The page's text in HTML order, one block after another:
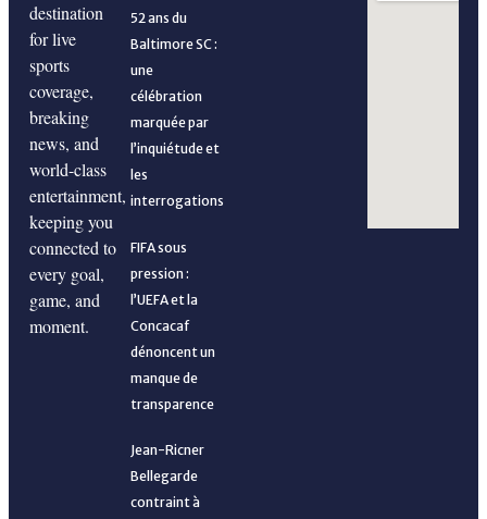
destination
for live
sports
coverage,
breaking
news, and
world-class
entertainment,
keeping you
connected to
every goal,
game, and
moment.
52 ans du
Baltimore SC :
une
célébration
marquée par
l’inquiétude et
les
interrogations
FIFA sous
pression :
l’UEFA et la
Concacaf
dénoncent un
manque de
transparence
Jean-Ricner
Bellegarde
contraint à